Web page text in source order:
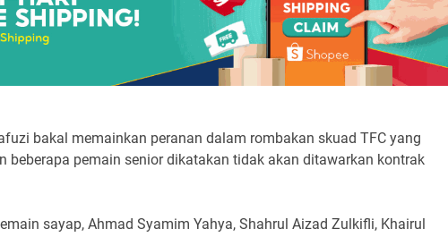
bakal memainkan peranan dalam rombakan skuad TFC yang
beberapa pemain senior dikatakan tidak akan ditawarkan kontrak
sayap, Ahmad Syamim Yahya, Shahrul Aizad Zulkifli, Khairul